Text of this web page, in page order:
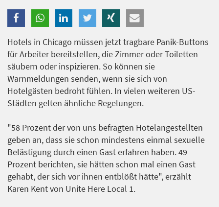
Hotels in Chicago müssen jetzt tragbare Panik-Buttons
für Arbeiter bereitstellen, die Zimmer oder Toiletten
säubern oder inspizieren. So können sie
Warnmeldungen senden, wenn sie sich von
Hotelgästen bedroht fühlen. In vielen weiteren US-
Städten gelten ähnliche Regelungen.
"58 Prozent der von uns befragten Hotelangestellten
geben an, dass sie schon mindestens einmal sexuelle
Belästigung durch einen Gast erfahren haben. 49
Prozent berichten, sie hätten schon mal einen Gast
gehabt, der sich vor ihnen entblößt hätte", erzählt
Karen Kent von Unite Here Local 1.